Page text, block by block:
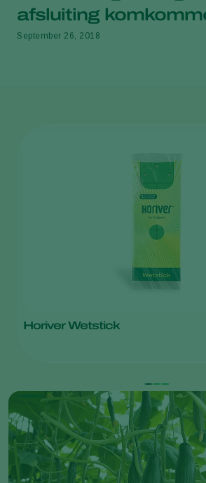
afsluiting
September 26, 2018
Horiver Wetstick